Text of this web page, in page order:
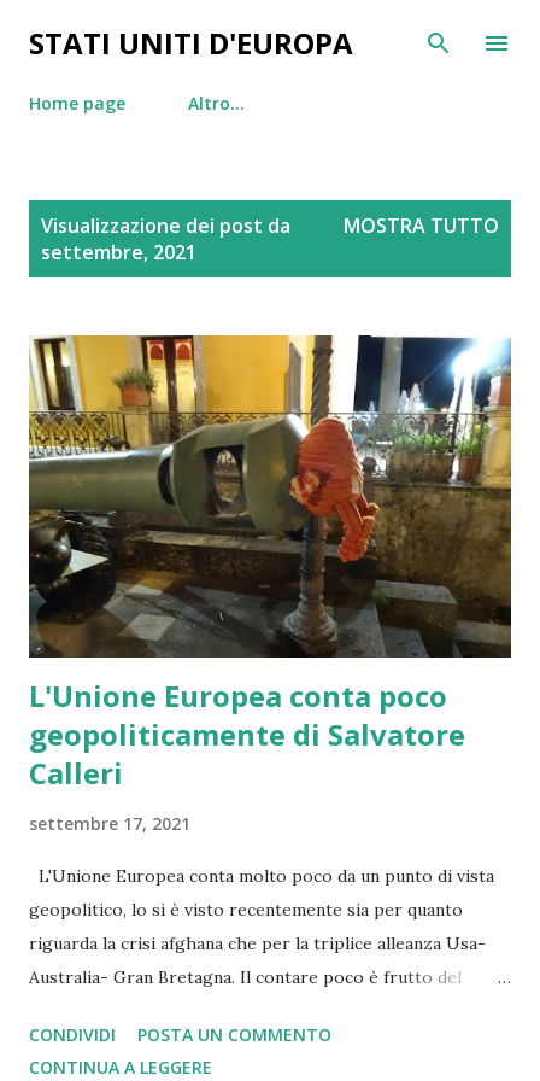
Passa ai contenuti principali
STATI UNITI D'EUROPA
Home page Altro…
Visualizzazione dei post da
settembre, 2021
MOSTRA TUTTO
L'Unione Europea conta poco
geopoliticamente di Salvatore
Calleri
settembre 17, 2021
L'Unione Europea conta molto poco da un punto di vista
geopolitico, lo si è visto recentemente sia per quanto
riguarda la crisi afghana che per la triplice alleanza Usa-
Australia- Gran Bretagna. Il contare poco è frutto del
nello scenario internazionale. Per farla contare di più si tira
CONDIVIDI
POSTA UN COMMENTO
CONTINUA A LEGGERE